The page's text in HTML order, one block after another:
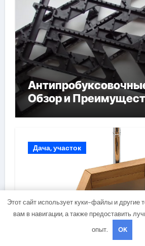
Обзор и
Дача, участок
Чаны для бани:
Этот сайт использует куки-файлы и другие
вам в навигации, а также предоставить
опыт.
OK